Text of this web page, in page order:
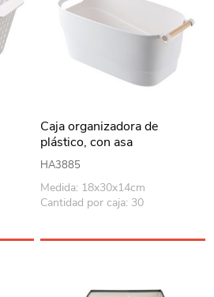
Caja organizadora de
plástico, con asa
HA3885
Medida: 18x30x14cm
Cantidad por caja: 30